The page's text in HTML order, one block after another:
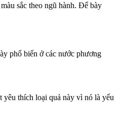
sắc theo ngũ hành. Để bày
phổ biến ở các nước phương
yêu thích loại quả này vì nó là yếu